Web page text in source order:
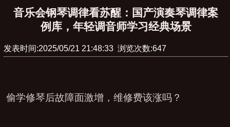
音乐会钢琴调律看苏醒：国产演奏琴调律案
例库，年轻调音师学习经典场景
发表时间:2025/05/21 21:48:33 浏览次数:647
偷学修琴后故障面激增，维修费该涨吗？